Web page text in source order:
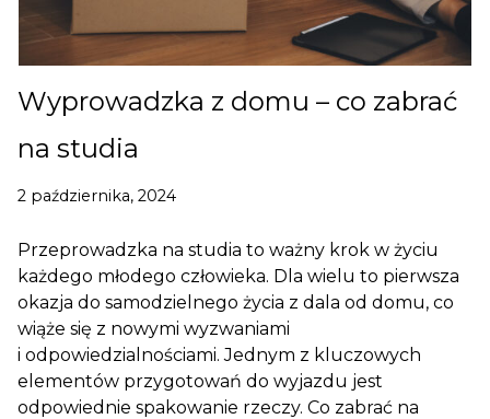
Wyprowadzka z domu – co zabrać
na studia
2 października, 2024
Przeprowadzka na studia to ważny krok w życiu
każdego młodego człowieka. Dla wielu to pierwsza
okazja do samodzielnego życia z dala od domu, co
wiąże się z nowymi wyzwaniami
i odpowiedzialnościami. Jednym z kluczowych
elementów przygotowań do wyjazdu jest
odpowiednie spakowanie rzeczy. Co zabrać na